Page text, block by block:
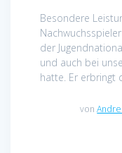
Besondere
der
und auch bei
hatte. Er erbringt
von